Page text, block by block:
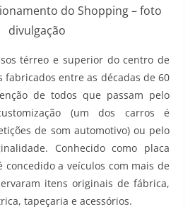
do Shopping – foto
divulgação
térreo e superior do centro de
fabricados entre as décadas de 60
de todos que passam pelo
(um dos carros é
de som automotivo) ou pelo
Conhecido como placa
concedido a veículos com mais de
itens originais de fábrica,
tapeçaria e acessórios.